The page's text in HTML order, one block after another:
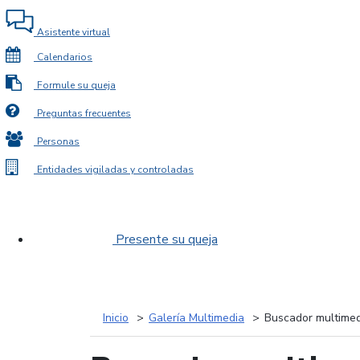
Asistente virtual
Calendarios
Formule su queja
Preguntas frecuentes
Personas
Entidades vigiladas y controladas
Presente su queja
Inicio Galería Multimedia Buscador